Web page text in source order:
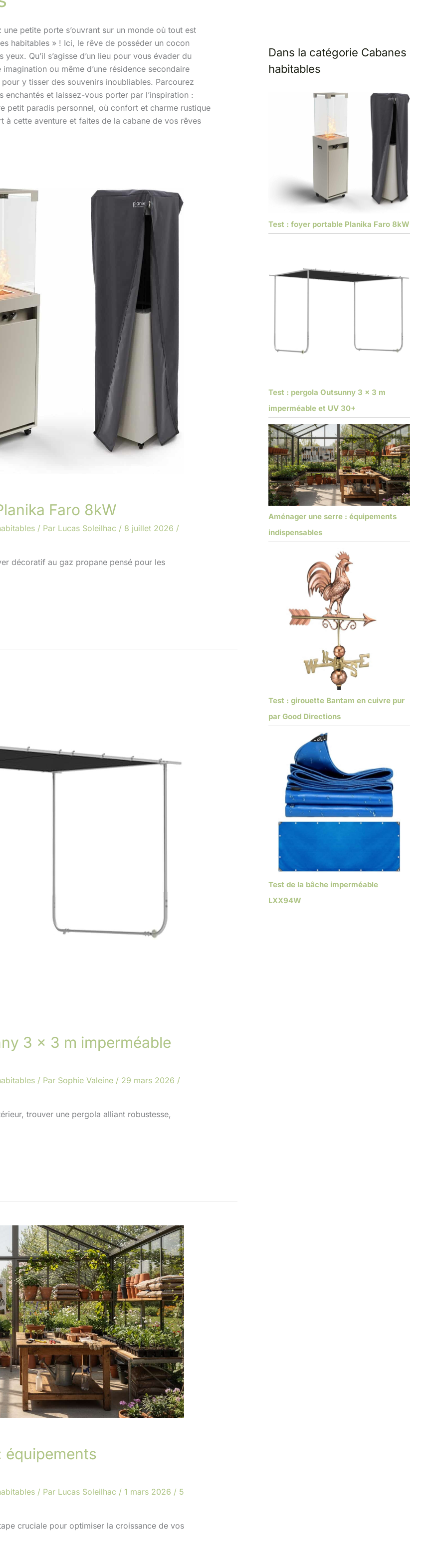
petite porte s’ouvrant sur un monde où tout est
habitables » ! Ici, le rêve de posséder un cocon
Qu’il s’agisse d’un lieu pour vous évader du
ou même d’une résidence secondaire
y tisser des souvenirs inoubliables. Parcourez
et laissez-vous porter par l’inspiration :
petit paradis personnel, où confort et charme rustique
à cette aventure et faites de la cabane de vos rêves
Faro 8kW
/ Par Lucas Soleilhac / 8 juillet 2026 /
décoratif au gaz propane pensé pour les
3 x 3 m imperméable
/ Par Sophie Valeine / 29 mars 2026 /
trouver une pergola alliant robustesse,
équipements
/ Par Lucas Soleilhac / 1 mars 2026 / 5
cruciale pour optimiser la croissance de vos
Dans la catégorie Cabanes
habitables
Test : foyer portable Planika Faro 8kW
Test : pergola Outsunny 3 x 3 m
imperméable et UV 30+
Aménager une serre : équipements
indispensables
Test : girouette Bantam en cuivre pur
par Good Directions
Test de la bâche imperméable
LXX94W